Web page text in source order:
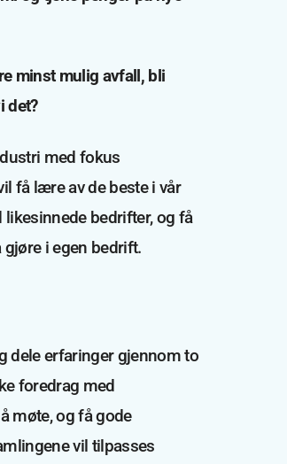
minst mulig avfall, bli
det?
med fokus
få lære av de beste i vår
bedrifter, og få
i egen bedrift.
dele erfaringer gjennom to
foredrag med
møte, og få gode
vil tilpasses